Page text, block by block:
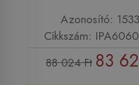
Azonosító:
Cikkszám:
88 024 Ft 83